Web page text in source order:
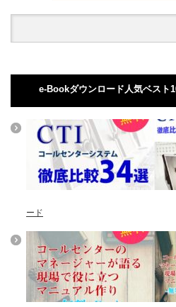
e-Bookダウンロード人気ベスト
ード